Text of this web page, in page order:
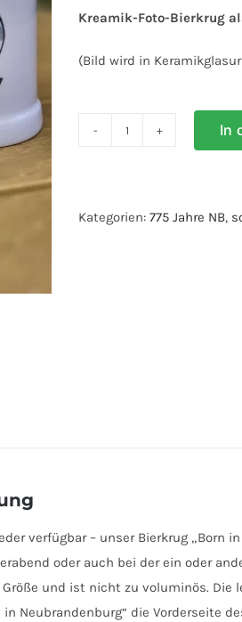
Kreamik-Foto-Bierkrug
(Bild wird in
Neubrandenburg"
In
Kategorien: 775 Jahre NB,
verfügbar – unser Bierkrug „Born
oder auch bei der ein oder
und ist nicht zu voluminös.
in Neubrandenburg“ die Vorderseite